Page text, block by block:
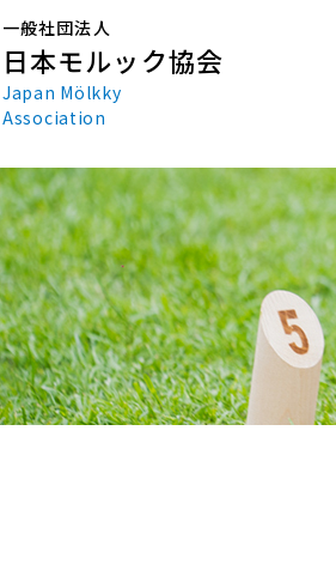
一般社団法人
日本モルック協会
Japan Mölkky
Association